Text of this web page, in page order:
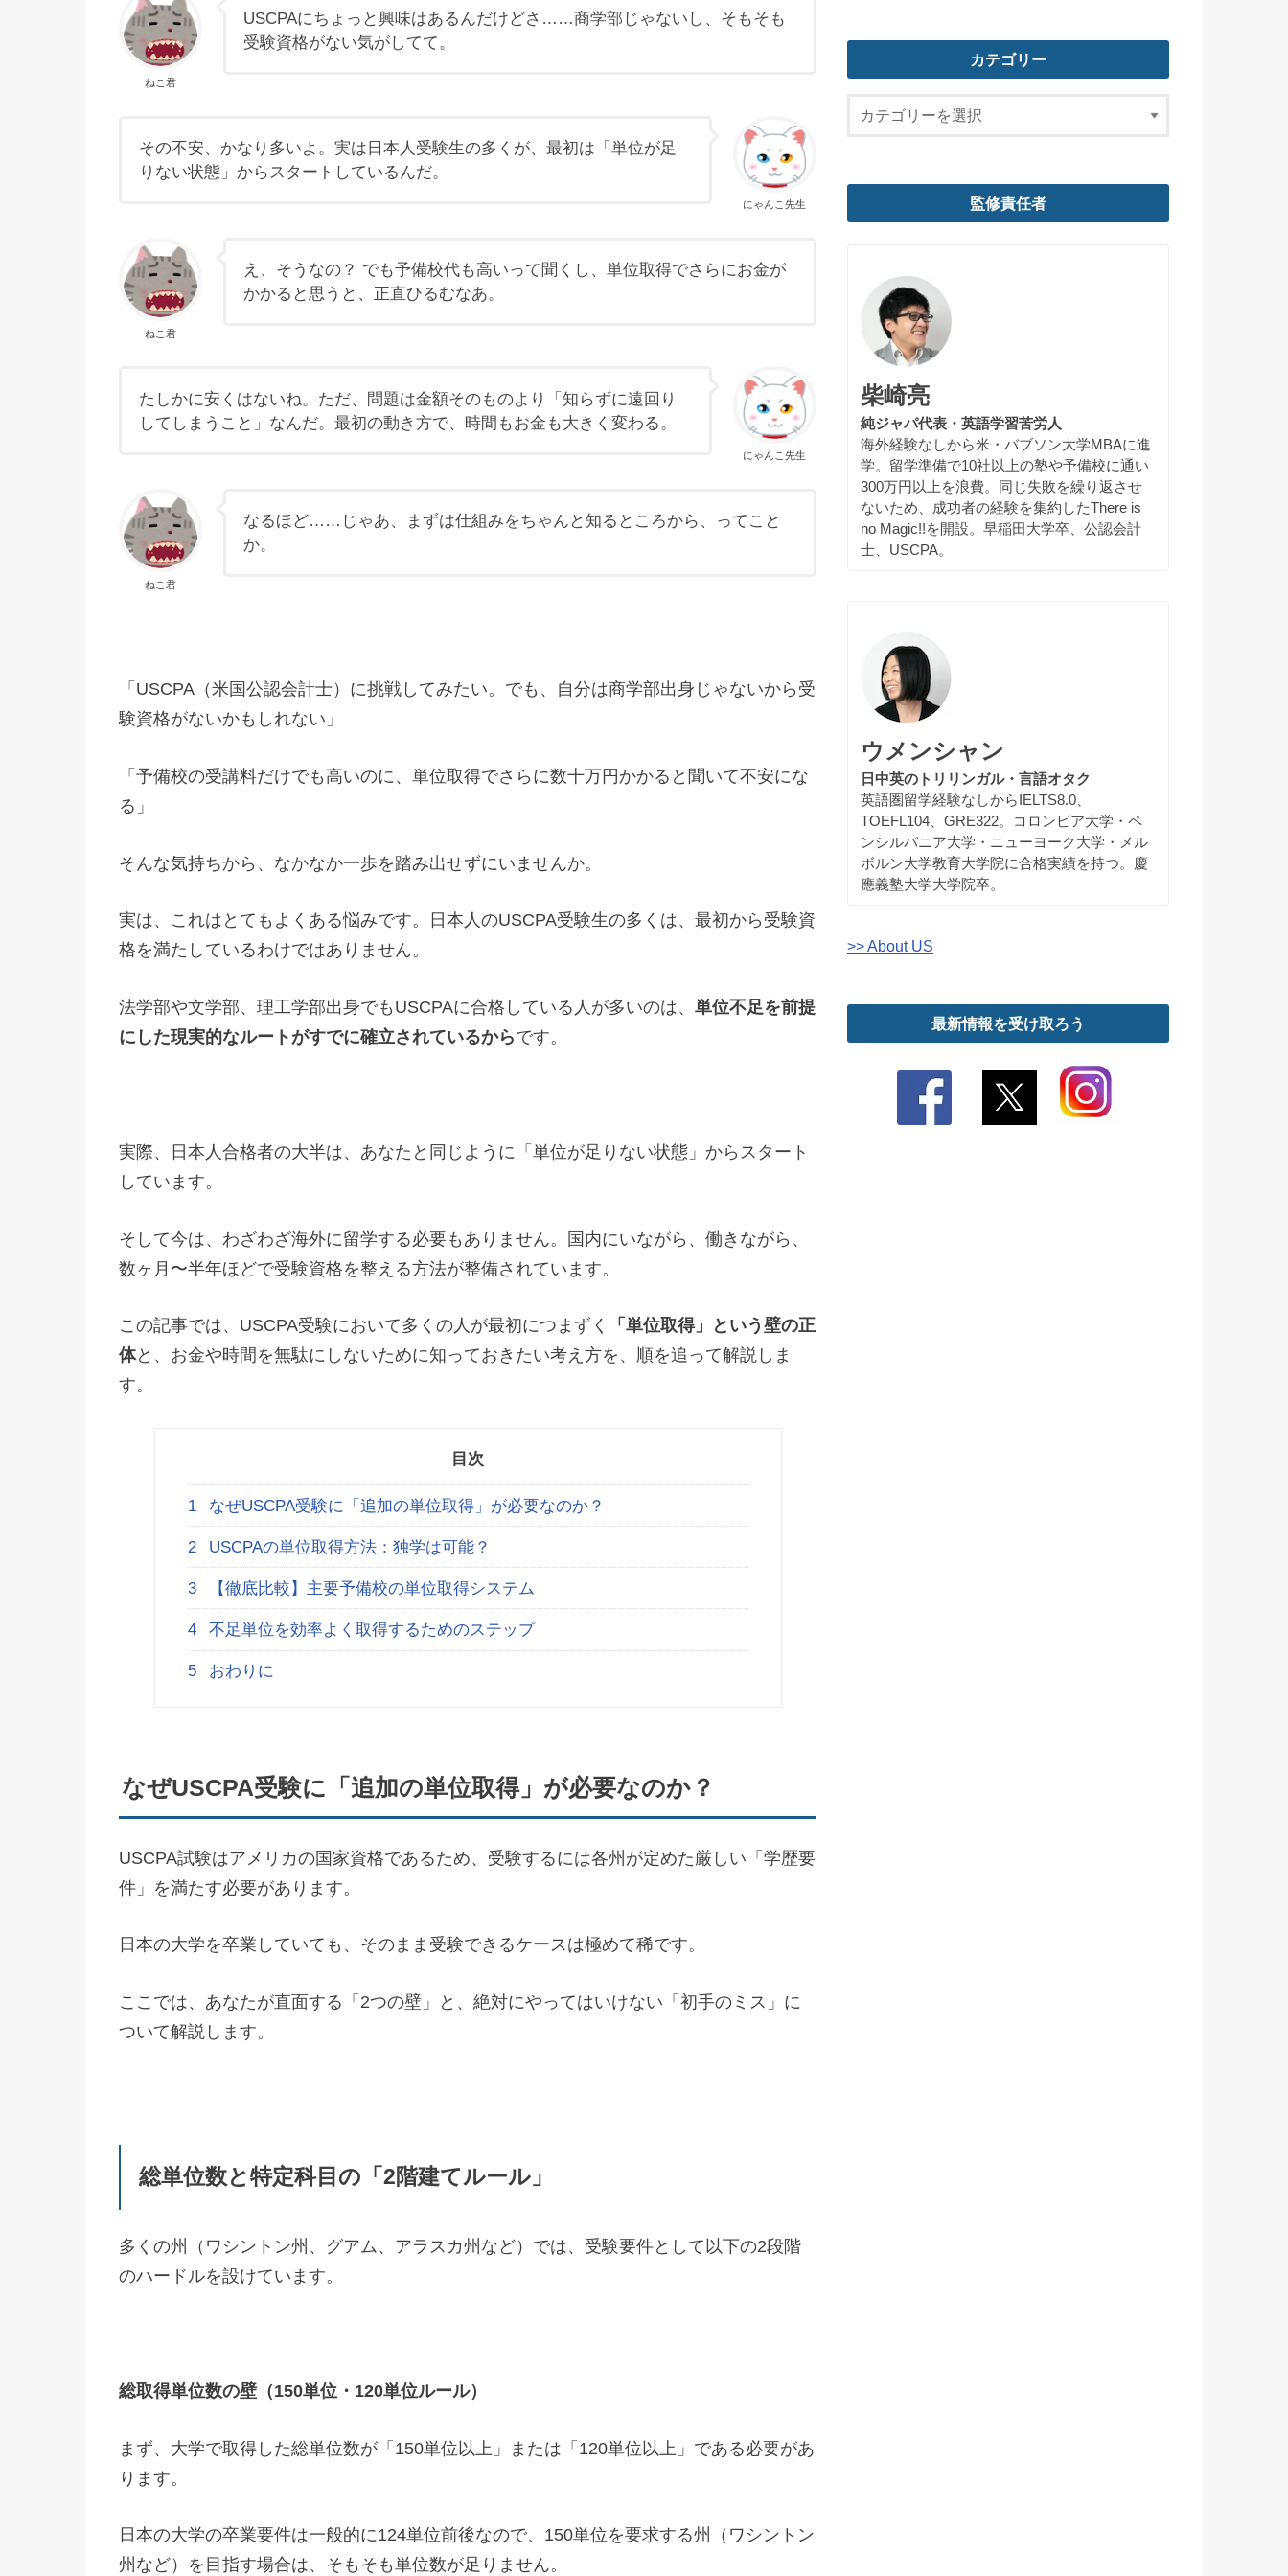
ねこ君
USCPAにちょっと興味はあるんだけどさ……商学部じゃないし、そもそも
受験資格がない気がしてて。
にゃんこ先生
その不安、かなり多いよ。実は日本人受験生の多くが、最初は「単位が足
りない状態」からスタートしているんだ。
ねこ君
え、そうなの？ でも予備校代も高いって聞くし、単位取得でさらにお金が
かかると思うと、正直ひるむなあ。
にゃんこ先生
たしかに安くはないね。ただ、問題は金額そのものより「知らずに遠回り
してしまうこと」なんだ。最初の動き方で、時間もお金も大きく変わる。
ねこ君
なるほど……じゃあ、まずは仕組みをちゃんと知るところから、ってこと
か。
「USCPA（米国公認会計士）に挑戦してみたい。でも、自分は商学部出身じゃないから受
験資格がないかもしれない」
「予備校の受講料だけでも高いのに、単位取得でさらに数十万円かかると聞いて不安にな
る」
そんな気持ちから、なかなか一歩を踏み出せずにいませんか。
実は、これはとてもよくある悩みです。日本人のUSCPA受験生の多くは、最初から受験資
格を満たしているわけではありません。
法学部や文学部、理工学部出身でもUSCPAに合格している人が多いのは、 単位不足を前提
にした現実的なルートがすでに確立されているからです。
実際、日本人合格者の大半は、あなたと同じように「単位が足りない状態」からスタート
しています。
そして今は、わざわざ海外に留学する必要もありません。国内にいながら、働きながら、
数ヶ月〜半年ほどで受験資格を整える方法が整備されています。
この記事では、USCPA受験において多くの人が最初につまずく
「単位取得」という壁の正
体と、お金や時間を無駄にしないために知っておきたい考え方を、順を追って解説しま
す。
目次
1 なぜUSCPA受験に「追加の単位取得」が必要なのか？
2 USCPAの単位取得方法：独学は可能？
3 【徹底比較】主要予備校の単位取得システム
4 不足単位を効率よく取得するためのステップ
5 おわりに
なぜUSCPA受験に「追加の単位取得」が必要なのか？
USCPA試験はアメリカの国家資格であるため、受験するには各州が定めた厳しい「学歴要
件」を満たす必要があります。
日本の大学を卒業していても、そのまま受験できるケースは極めて稀です。
ここでは、あなたが直面する「2つの壁」と、絶対にやってはいけない「初手のミス」に
ついて解説します。
総単位数と特定科目の「2階建てルール」
多くの州（ワシントン州、グアム、アラスカ州など）では、受験要件として以下の2段階
のハードルを設けています。
総取得単位数の壁（150単位・120単位ルール）
まず、大学で取得した総単位数が「150単位以上」または「120単位以上」である必要があ
ります。
日本の大学の卒業要件は一般的に124単位前後なので、150単位を要求する州（ワシントン
州など）を目指す場合は、そもそも単位数が足りません。
カテゴリー
監修責任者
柴崎亮
純ジャパ代表・英語学習苦労人
海外経験なしから米・バブソン大学MBAに進
学。留学準備で10社以上の塾や予備校に通い
300万円以上を浪費。同じ失敗を繰り返させ
ないため、成功者の経験を集約したThere is
no Magic!!を開設。早稲田大学卒、公認会計
士、USCPA。
ウメンシャン
日中英のトリリンガル・言語オタク
英語圏留学経験なしからIELTS8.0、
TOEFL104、GRE322。コロンビア大学・ペ
ンシルバニア大学・ニューヨーク大学・メル
ボルン大学教育大学院に合格実績を持つ。慶
應義塾大学大学院卒。
>> About US
最新情報を受け取ろう